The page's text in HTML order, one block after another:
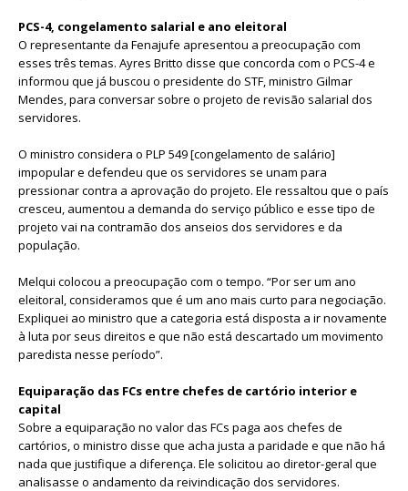
PCS-4, congelamento salarial e ano eleitoral
O representante da Fenajufe apresentou a preocupação com
esses três temas. Ayres Britto disse que concorda com o PCS-4 e
informou que já buscou o presidente do STF, ministro Gilmar
Mendes, para conversar sobre o projeto de revisão salarial dos
servidores.
O ministro considera o PLP 549 [congelamento de salário]
impopular e defendeu que os servidores se unam para
pressionar contra a aprovação do projeto. Ele ressaltou que o país
cresceu, aumentou a demanda do serviço público e esse tipo de
projeto vai na contramão dos anseios dos servidores e da
população.
Melqui colocou a preocupação com o tempo. “Por ser um ano
eleitoral, consideramos que é um ano mais curto para negociação.
Expliquei ao ministro que a categoria está disposta a ir novamente
à luta por seus direitos e que não está descartado um movimento
paredista nesse período”.
Equiparação das FCs entre chefes de cartório interior e
capital
Sobre a equiparação no valor das FCs paga aos chefes de
cartórios, o ministro disse que acha justa a paridade e que não há
nada que justifique a diferença. Ele solicitou ao diretor-geral que
analisasse o andamento da reivindicação dos servidores.